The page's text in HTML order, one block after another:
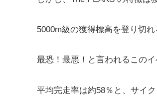
5000m級の獲得標高を登り切
最恐！最悪！と言われるこのイ
平均完走率は約58％と、サイ